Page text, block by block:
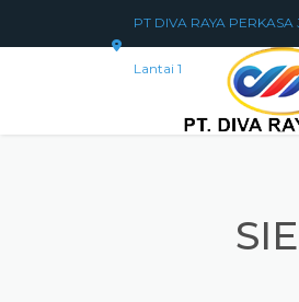
PT DIVA RAYA
Lantai 1